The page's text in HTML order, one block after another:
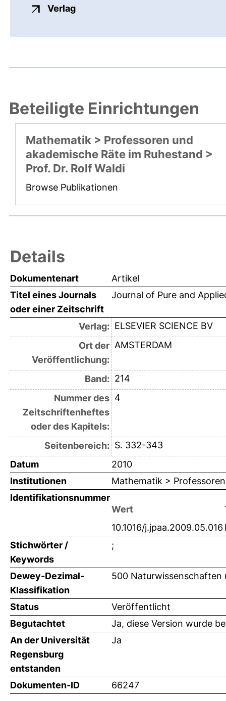
Verlagexterner Link, öffnet neues
Beteiligte Einrichtungen
Mathematik > Professoren und
akademische Räte im Ruhestand >
Prof. Dr. Rolf Waldi
Browse Publikationen
Details
Dokumentenart
Artikel
Titel eines Journals
oder einer Zeitschrift
Journal of Pure and
Verlag: ELSEVIER SCIENCE BV
Ort der
Veröffentlichung:
AMSTERDAM
Band: 214
Nummer des
Zeitschriftenheftes
oder des Kapitels:
4
Seitenbereich: S. 332-343
Datum
2010
Institutionen
Mathematik >
Identifikationsnummer
Wert
10.1016/j.jpaa.2009.05.016
Stichwörter /
Keywords
;
Dewey-Dezimal-
Klassifikation
500 Naturwissenschaften
Status
Veröffentlicht
Begutachtet
Ja, diese Version wurde
An der Universität
Regensburg
entstanden
Ja
Dokumenten-ID 66247